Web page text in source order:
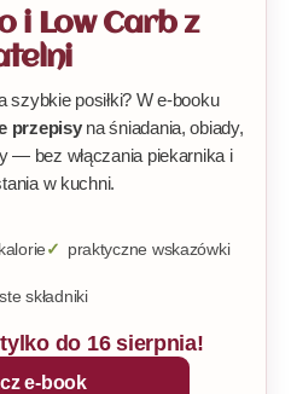
i Low Carb z
szybkie posiłki? W e-booku
przepisyna śniadania, obiady,
— bez włączania piekarnika i
w kuchni.
praktyczne wskazówki
składniki
do 16 sierpnia!
e-book